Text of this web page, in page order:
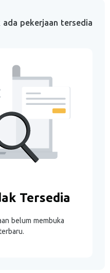
ada pekerjaan tersedia
Tersedia
belum membuka